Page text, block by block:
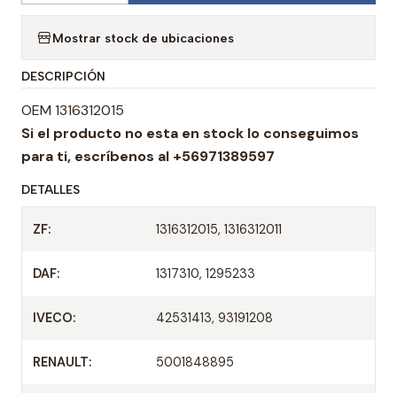
i
d
a
d
Mostrar stock de ubicaciones
DESCRIPCIÓN
OEM 1316312015
Si el producto no esta en stock lo conseguimos
para ti, escríbenos al +56971389597
DETALLES
ZF: 1316312015, 1316312011
DAF: 1317310, 1295233
IVECO: 42531413, 93191208
RENAULT: 5001848895